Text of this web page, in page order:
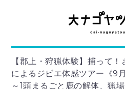
【郡上・狩猟体験】捕って
によるジビエ体感ツアー《9月
～1頭まるごと鹿の解体、猟